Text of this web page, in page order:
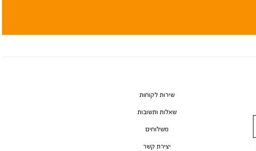
שירות לקוחות
שאלות ותשובות
משלוחים
יצירת קשר